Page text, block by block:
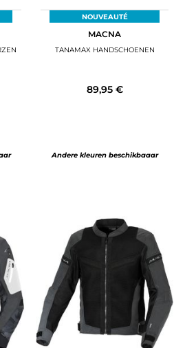
NOUVEAUTÉ
MACNA
TANAMAX HANDSCHOENEN
89,95 €
Andere kleuren beschikbaaar